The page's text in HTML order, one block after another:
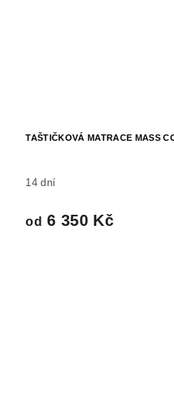
TAŠTIČKOVÁ MATRACE MASS
14 dní
od 6 350 Kč